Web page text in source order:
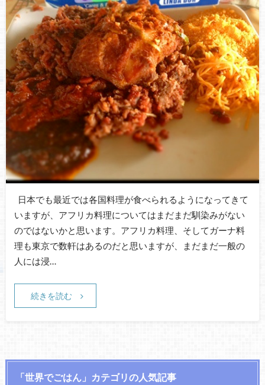
日本でも最近では各国料理が食べられるようになってきて
いますが、アフリカ料理についてはまだまだ馴染みがない
のではないかと思います。アフリカ料理、そしてガーナ料
理も東京で数軒はあるのだと思いますが、まだまだ一般の
人には浸…
続きを読む
「世界でごはん」カテゴリの人気記事